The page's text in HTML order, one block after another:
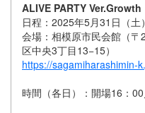
ALIVE PARTY Ver.Growth
日程：2025年5月31日（土
会場：相模原市民会館（
区中央3丁目13−15）
https://sagamiharashimin-
時間（各日）：開場16：